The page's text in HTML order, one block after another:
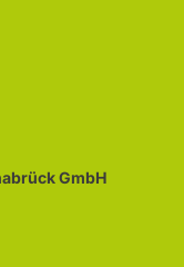
GmbH